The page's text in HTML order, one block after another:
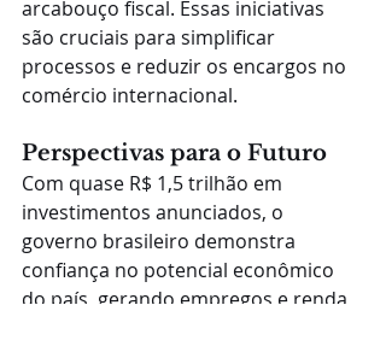
arcabouço fiscal. Essas iniciativas
são cruciais para simplificar
processos e reduzir os encargos no
comércio internacional.
Perspectivas para o Futuro
Com quase R$ 1,5 trilhão em
investimentos anunciados, o
governo brasileiro demonstra
confiança no potencial econômico
do país, gerando empregos e renda